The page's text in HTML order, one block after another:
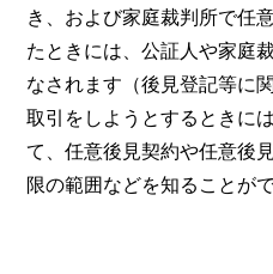
き、および家庭裁判所で任
たときには、公証人や家庭
なされます（後見登記等に
取引をしようとするときに
て、任意後見契約や任意後
限の範囲などを知ることが